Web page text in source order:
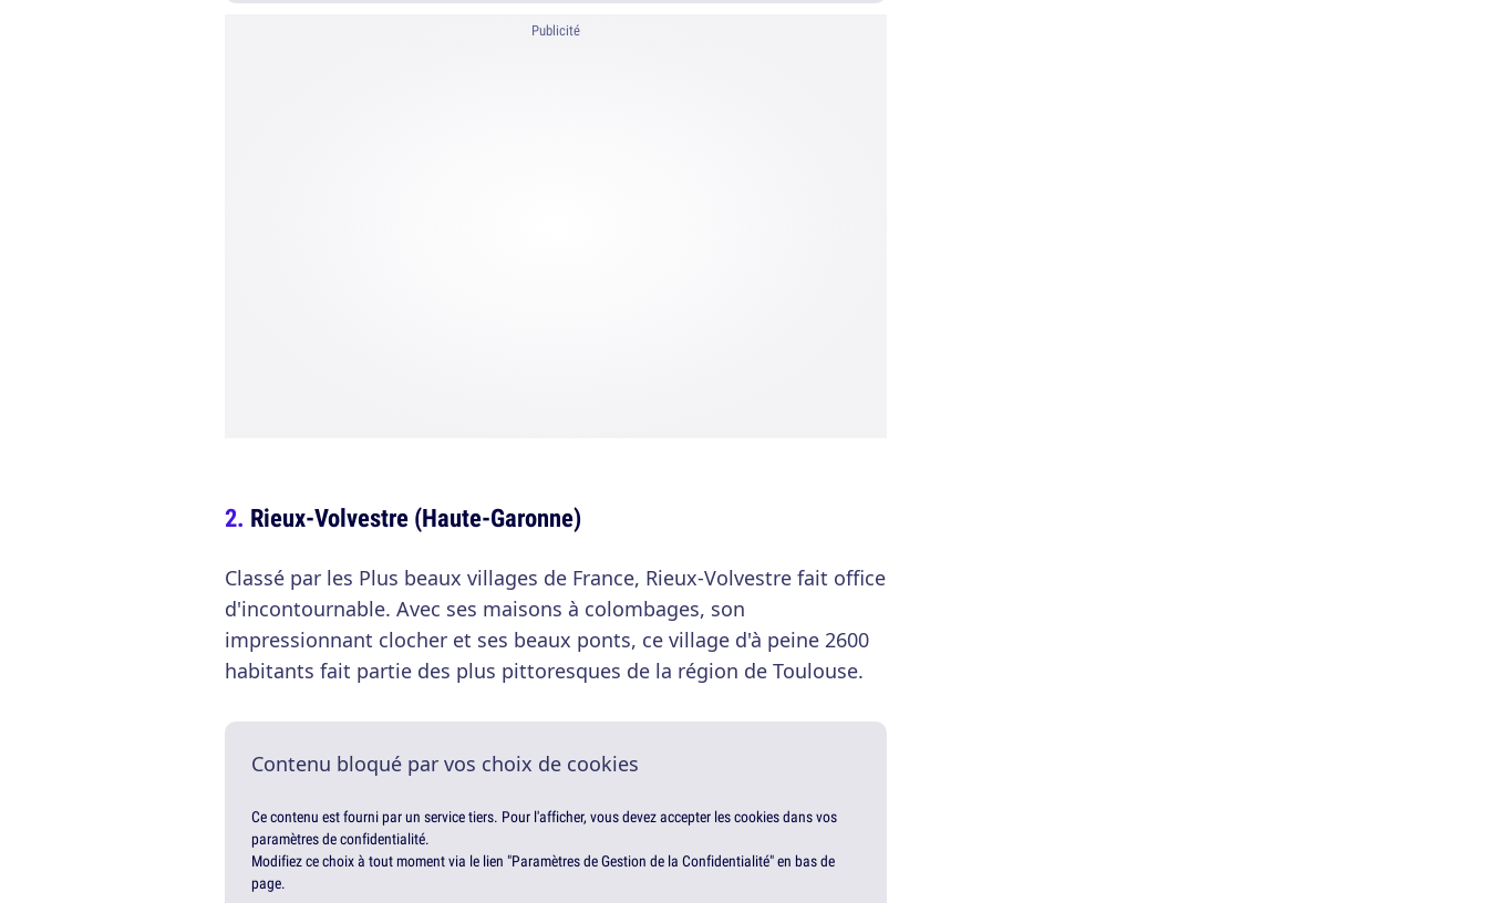
Publicité
Rieux-Volvestre (Haute-Garonne)
Classé par les Plus beaux villages de France, Rieux-Volvestre fait office
d'incontournable. Avec ses maisons à colombages, son
impressionnant clocher et ses beaux ponts, ce village d'à peine 2600
habitants fait partie des plus pittoresques de la région de Toulouse.
Contenu bloqué par vos choix de cookies
Ce contenu est fourni par un service tiers. Pour l'afficher, vous devez accepter les cookies dans vos
paramètres de confidentialité.
Modifiez ce choix à tout moment via le lien "Paramètres de Gestion de la Confidentialité" en bas de
page.